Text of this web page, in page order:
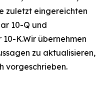
zuletzt eingereichten
10-Q und
K.Wir übernehmen
zu aktualisieren,
vorgeschrieben.